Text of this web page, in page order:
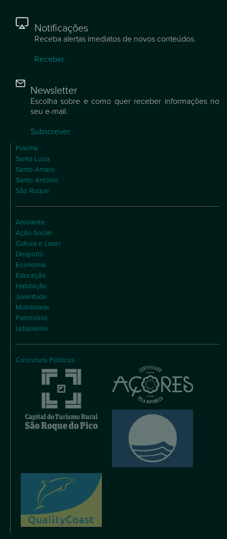
Notificações
Receba alertas imediatos de novos conteúdos.
Receber
Newsletter
Escolha sobre e como quer receber informações no
seu e-mail.
Subscrever
Praínha
Santa Luzia
Santo Amaro
Santo António
São Roque
Ambiente
Ação Social
Cultura e Lazer
Desporto
Economia
Educação
Habitação
Juventude
Mobilidade
Património
Urbanismo
Concursos Públicos